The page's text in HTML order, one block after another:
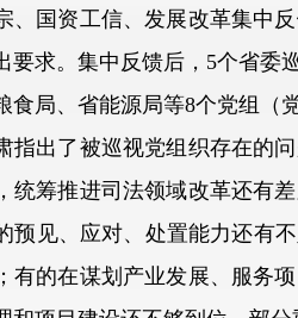
、国资工信、发展改革集中
要求。集中反馈后，5个省委
食局、省能源局等8个党组（
出了被巡视党组织存在的问
统筹推进司法领域改革还有
预见、应对、处置能力还有
有的在谋划产业发展、服务